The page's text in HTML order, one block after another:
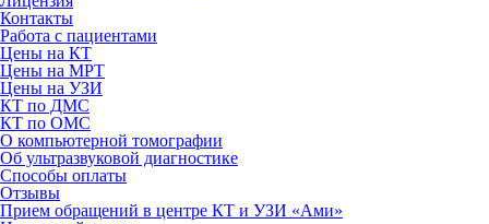
Контакты
Работа с пациентами
Цены на КТ
Цены на МРТ
Цены на УЗИ
КТ по ДМС
КТ по ОМС
О компьютерной томографии
Об ультразвуковой диагностике
Способы оплаты
Отзывы
Прием обращений в центре КТ и УЗИ «Ами»